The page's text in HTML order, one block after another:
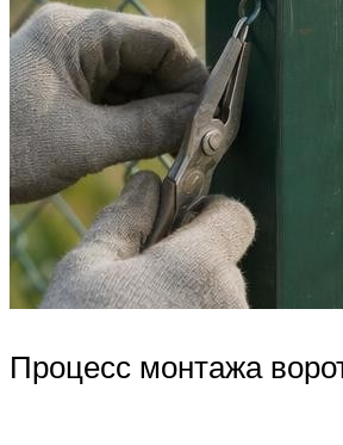
Процесс монтажа